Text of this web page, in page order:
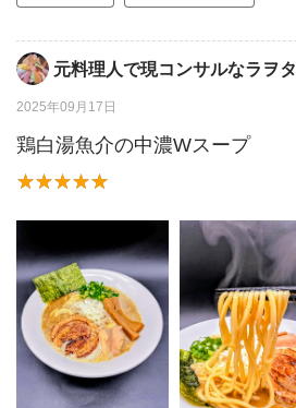
元料理人で現コンサルなラヲタ
2025年09月17日
鶏白湯魚介の中濃Wスープ